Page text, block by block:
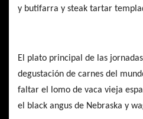
y butifarra y steak tartar
El plato principal de las
degustación de carnes del
faltar el lomo de vaca vieja
el black angus de Nebraska y